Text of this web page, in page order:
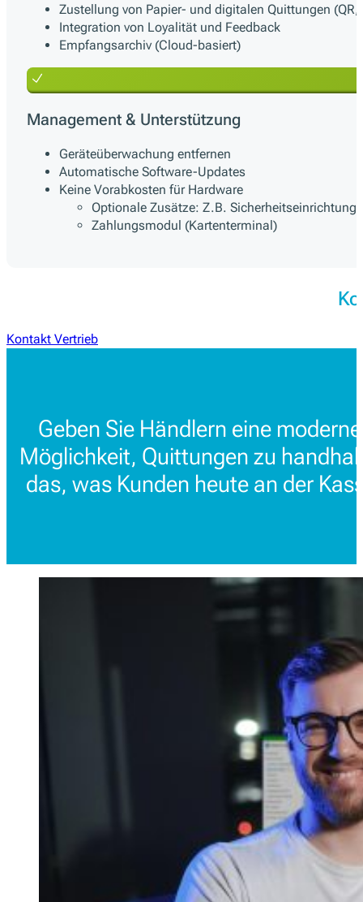
Zustellung von Papier- und digitalen Quittungen
Integration von Loyalität und Feedback
Empfangsarchiv (Cloud-basiert)
Management & Unterstützung
Geräteüberwachung entfernen
Automatische Software-Updates
Keine Vorabkosten für Hardware
Optionale Zusätze: Z.B. Sicherheitseinrichtung
Zahlungsmodul (Kartenterminal)
Kontakt Vertrieb
Geben Sie Händlern eine
Möglichkeit, Quittungen zu
das, was Kunden heute an der